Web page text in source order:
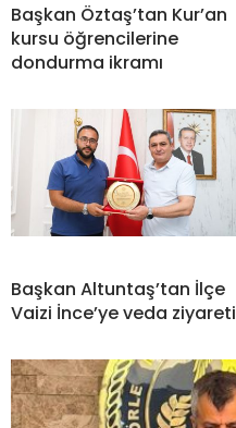
Başkan Öztaş’tan Kur’an
kursu öğrencilerine
dondurma ikramı
Başkan Altuntaş’tan İlçe
Vaizi İnce’ye veda ziyareti